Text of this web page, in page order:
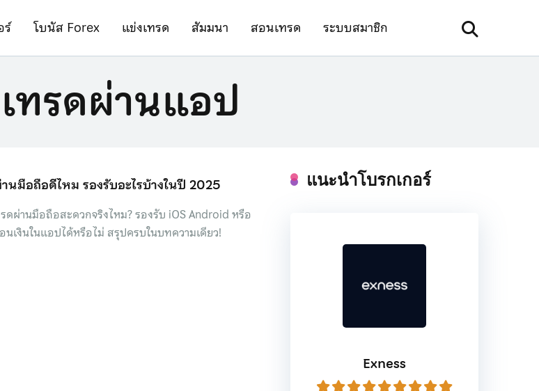
ร์ โบนัส Forex แข่งเทรด สัมมนา สอนเทรด ระบบสมาชิก
ทรดผ่านแอป
นมือถือดีไหม รองรับอะไรบ้างในปี 2025
ดผ่านมือถือสะดวกจริงไหม? รองรับ iOS Android หรือ
นเงินในแอปได้หรือไม่ สรุปครบในบทความเดียว!
แนะนำโบรกเกอร์
Exness